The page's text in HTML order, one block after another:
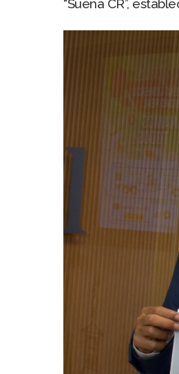
“Suena CR”,